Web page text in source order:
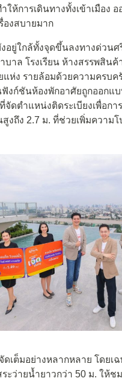
ให้การเดินทางทั้งเข้าเมือง อ
องสบายมาก
งอยู่ใกล้ทั้งจุดขึ้นลงทางด่วน
บาล โรงเรียน ห้างสรรพสิน
แห่ง รายล้อมด้วยความครบ
งก์ชันห้องพักอาศัยถูกออกแ
จัดตำแหน่งติดระเบียงเพื่อกา
สูงถึง 2.7 ม. ที่ช่วยเพิ่มความ
ดเต็มอย่างหลากหลาย โดยเ
ะว่ายน้ำยาวกว่า 50 ม. ให้ช